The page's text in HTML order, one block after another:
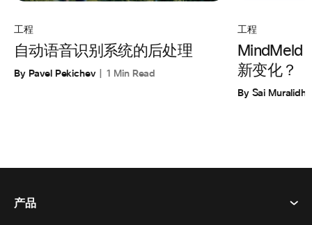
工程
自动语音识别系统的后处理
By Pavel Pekichev 1 Min Read
工程
MindMeld
新变化？
By Sai
产品